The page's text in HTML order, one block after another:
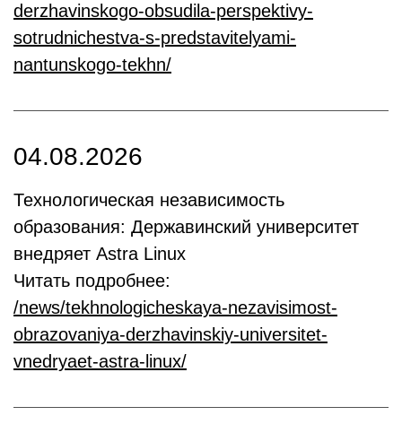
derzhavinskogo-obsudila-perspektivy-
sotrudnichestva-s-predstavitelyami-
nantunskogo-tekhn/
04.08.2026
Технологическая независимость
образования: Державинский университет
внедряет Astra Linux
Читать подробнее:
/news/tekhnologicheskaya-nezavisimost-
obrazovaniya-derzhavinskiy-universitet-
vnedryaet-astra-linux/